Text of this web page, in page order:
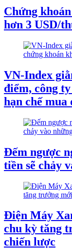
Chứng
hơn 3 USD/
VN-Index
điểm, công
hạn chế mua
Đếm ngược
tiền sẽ chảy
Điện Máy
chu kỳ tăng
chiến lược